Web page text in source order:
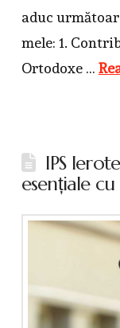
aduc
mele: 1.
Ortodoxe …
IPS
esențiale